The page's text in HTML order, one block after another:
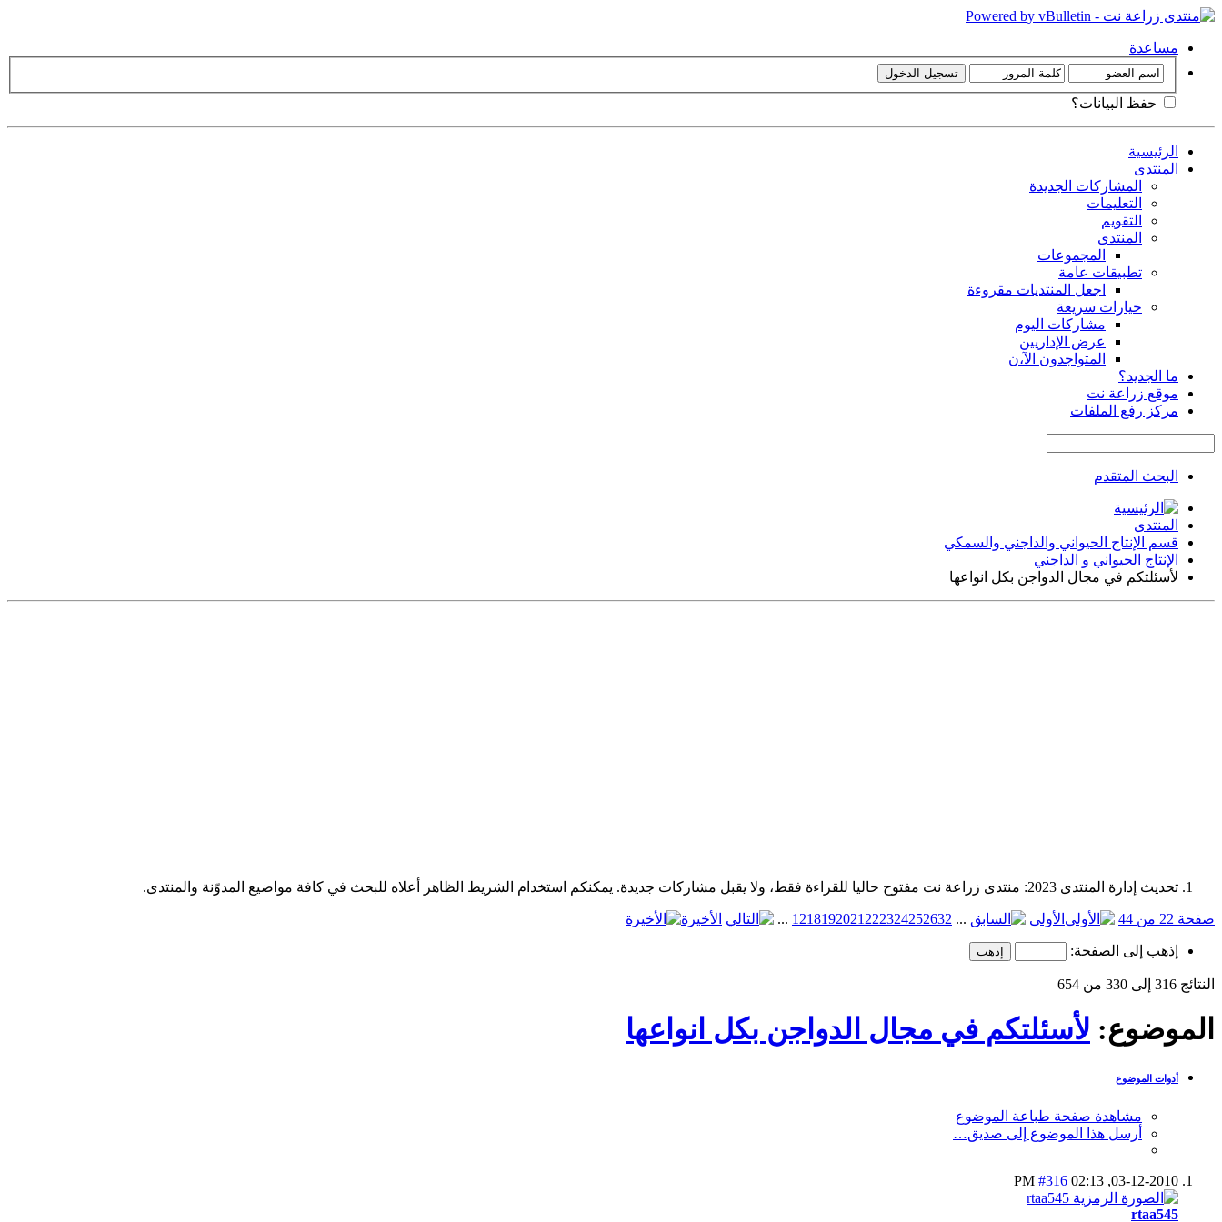
مساعدة
حفظ البيانات؟
الرئيسية
المنتدى
المشاركات الجديدة
التعليمات
التقويم
المنتدى
المجموعات
تطبيقات عامة
اجعل المنتديات مقروءة
خيارات سريعة
مشاركات اليوم
عرض الإداريين
المتواجدون الآ،ن
ما الجديد؟
موقع زراعة نت
مركز رفع الملفات
البحث المتقدم
المنتدى
قسم الإنتاج الحيواني والداجني والسمكي
الإنتاج الحيواني و الداجني
لأسئلتكم في مجال الدواجن بكل انواعها
تحديث إدارة المنتدى 2023: منتدى زراعة نت مفتوح حاليا للقراءة فقط، ولا يقبل مشاركات جديدة. يمكنكم استخدام الشريط الظاهر أعلاه للبحث في كافة مواضيع المدوّنة والمنتدى.
صفحة 22 من 44 الأولى ...
1218192021 222324252632
... الأخيرة
إذهب إلى الصفحة:
النتائج 316 إلى 330 من 654
الموضوع: لأسئلتكم في مجال الدواجن بكل انواعها
أدوات الموضوع
مشاهدة صفحة طباعة الموضوع
أرسل هذا الموضوع إلى صديق…
03-12-2010,
02:13 PM
#316
rtaa545